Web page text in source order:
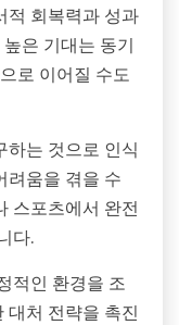
적 회복력과 성과
은 기대는 동기
로 이어질 수도
하는 것으로 인식
려움을 겪을 수
스포츠에서 완전
다.
적인 환경을 조
대처 전략을 촉진